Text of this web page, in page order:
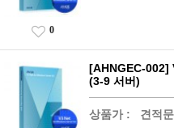
0
[AHNGEC-
(3-9 서버)
상품가 : 견적